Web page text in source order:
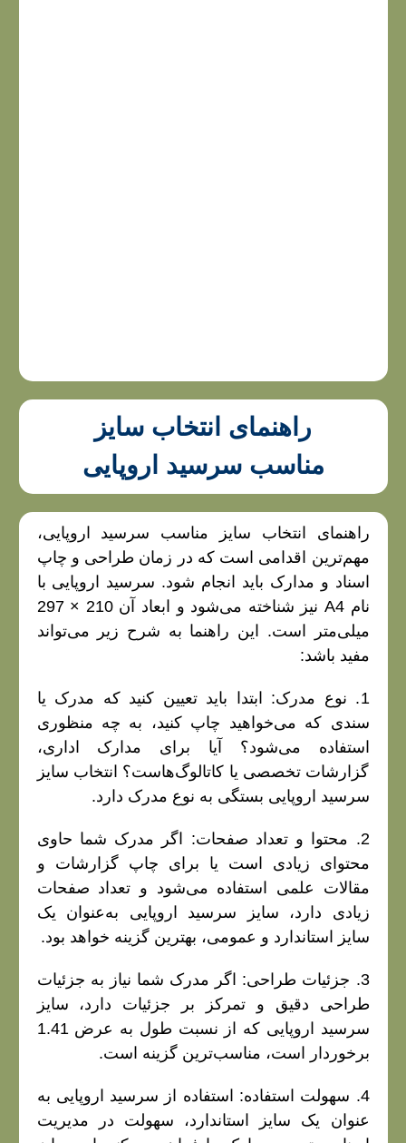
راهنمای انتخاب سایز
مناسب سرسید اروپایی
راهنمای انتخاب سایز مناسب سرسید اروپایی،
مهم‌ترین اقدامی است که در زمان طراحی و چاپ
اسناد و مدارک باید انجام شود. سرسید اروپایی با
نام A4 نیز شناخته می‌شود و ابعاد آن 210 × 297
میلی‌متر است. این راهنما به شرح زیر می‌تواند
مفید باشد:
1. نوع مدرک: ابتدا باید تعیین کنید که مدرک یا
سندی که می‌خواهید چاپ کنید، به چه منظوری
استفاده می‌شود؟ آیا برای مدارک اداری،
گزارشات تخصصی یا کاتالوگ‌هاست؟ انتخاب سایز
سرسید اروپایی بستگی به نوع مدرک دارد.
2. محتوا و تعداد صفحات: اگر مدرک شما حاوی
محتوای زیادی است یا برای چاپ گزارشات و
مقالات علمی استفاده می‌شود و تعداد صفحات
زیادی دارد، سایز سرسید اروپایی به‌عنوان یک
سایز استاندارد و عمومی، بهترین گزینه خواهد بود.
3. جزئیات طراحی: اگر مدرک شما نیاز به جزئیات
طراحی دقیق و تمرکز بر جزئیات دارد، سایز
سرسید اروپایی که از نسبت طول به عرض 1.41
برخوردار است، مناسب‌ترین گزینه است.
4. سهولت استفاده: استفاده از سرسید اروپایی به
عنوان یک سایز استاندارد، سهولت در مدیریت